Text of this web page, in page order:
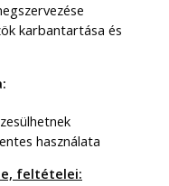
karbantartása és
használata
feltételei: